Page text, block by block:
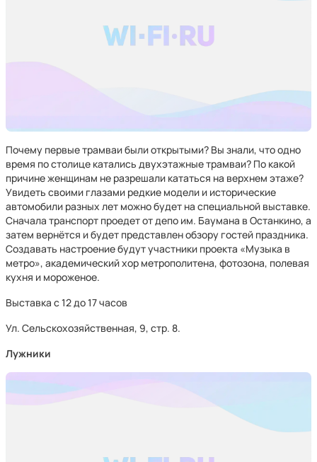
Почему первые трамваи были открытыми? Вы знали, что одно
время по столице катались двухэтажные трамваи? По какой
причине женщинам не разрешали кататься на верхнем этаже?
Увидеть своими глазами редкие модели и исторические
автомобили разных лет можно будет на специальной выставке.
Сначала транспорт проедет от депо им. Баумана в Останкино, а
затем вернётся и будет представлен обзору гостей праздника.
Создавать настроение будут участники проекта «Музыка в
метро», академический хор метрополитена, фотозона, полевая
кухня и мороженое.
Выставка с 12 до 17 часов
Ул. Сельскохозяйственная, 9, стр. 8.
Лужники